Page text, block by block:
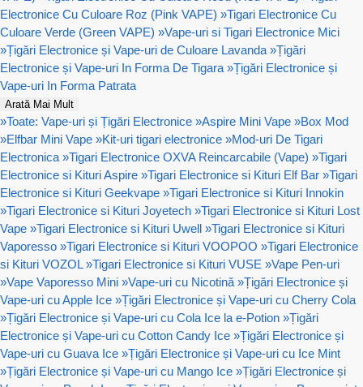
Electronice Cu Culoare Roz (Pink VAPE) »Tigari Electronice Cu
Culoare Verde (Green VAPE) »Vape-uri si Tigari Electronice Mici
»Țigări Electronice și Vape-uri de Culoare Lavanda »Țigări
Electronice și Vape-uri In Forma De Tigara »Țigări Electronice și
Vape-uri In Forma Patrata
Arată Mai Mult
»Toate: Vape-uri și Țigări Electronice »Aspire Mini Vape »Box Mod
»Elfbar Mini Vape »Kit-uri tigari electronice »Mod-uri De Tigari
Electronica »Tigari Electronice OXVA Reincarcabile (Vape) »Tigari
Electronice si Kituri Aspire »Tigari Electronice si Kituri Elf Bar »Tigari
Electronice si Kituri Geekvape »Tigari Electronice si Kituri Innokin
»Tigari Electronice si Kituri Joyetech »Tigari Electronice si Kituri Lost
Vape »Tigari Electronice si Kituri Uwell »Tigari Electronice si Kituri
Vaporesso »Tigari Electronice si Kituri VOOPOO »Tigari Electronice
si Kituri VOZOL »Tigari Electronice si Kituri VUSE »Vape Pen-uri
»Vape Vaporesso Mini »Vape-uri cu Nicotină »Țigări Electronice și
Vape-uri cu Apple Ice »Țigări Electronice și Vape-uri cu Cherry Cola
»Țigări Electronice și Vape-uri cu Cola Ice la e-Potion »Țigări
Electronice și Vape-uri cu Cotton Candy Ice »Țigări Electronice și
Vape-uri cu Guava Ice »Țigări Electronice și Vape-uri cu Ice Mint
»Țigări Electronice și Vape-uri cu Mango Ice »Țigări Electronice și